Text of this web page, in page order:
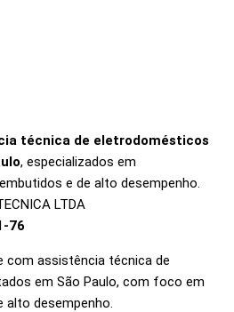
técnica de eletrodomésticos
, especializados em
e de alto desempenho.
LTDA
76
com assistência técnica de
em São Paulo, com foco em
alto desempenho.